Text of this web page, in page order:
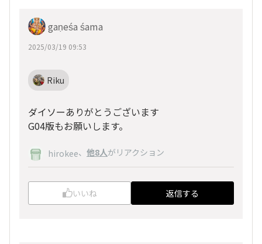
gaṇeśa śama
2025/03/19 09:53
Riku
ダイソーありがとうございます
G04版もお願いします。
hirokee、 他8人がリアクション
いいね 返信する